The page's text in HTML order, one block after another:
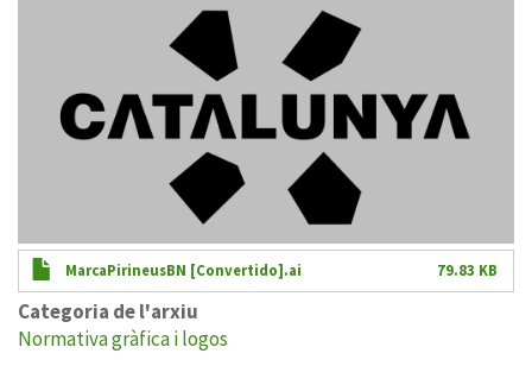
MarcaPirineusBN [Convertido].ai 79.83 KB
Categoria de l'arxiu
Normativa gràfica i logos